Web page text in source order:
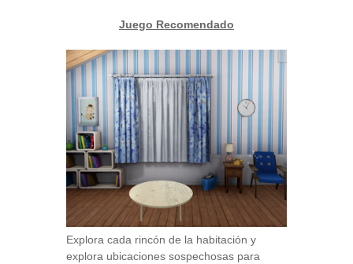
Juego Recomendado
Explora cada rincón de la habitación y
explora ubicaciones sospechosas para